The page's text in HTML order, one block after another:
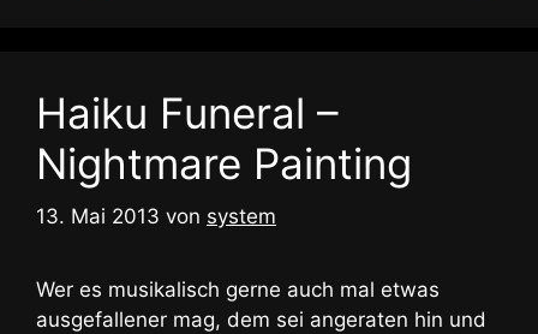
Haiku Funeral –
Nightmare Painting
13. Mai 2013 von system
Wer es musikalisch gerne auch mal etwas
ausgefallener mag, dem sei angeraten hin und